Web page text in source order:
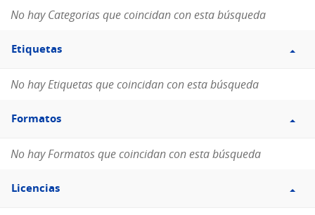
No hay Categorias que coincidan con esta búsqueda
Filtro
Etiquetas
Etiquetas
No hay Etiquetas que coincidan con esta búsqueda
Filtro
Formatos
Formatos
No hay Formatos que coincidan con esta búsqueda
Filtro
Licencias
Licencias